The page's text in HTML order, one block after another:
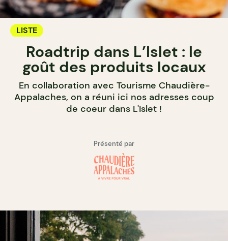
LISTE
Roadtrip dans L’Islet : le
goût des produits locaux
En collaboration avec Tourisme Chaudière-
Appalaches, on a réuni ici nos adresses coup
de coeur dans L'Islet !
Présenté par